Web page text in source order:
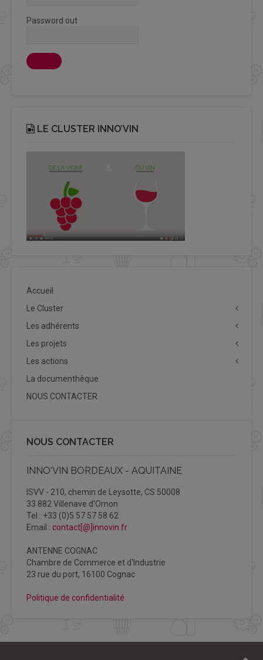
Password out
LE CLUSTER INNO’VIN
Accueil
Le Cluster
Les adhérents
Les projets
Les actions
La documenthèque
NOUS CONTACTER
NOUS CONTACTER
INNO'VIN BORDEAUX - AQUITAINE
ISVV - 210, chemin de Leysotte, CS 50008
33 882 Villenave d'Ornon
Tel : +33 (0)5 57 57 58 62
Email : contact[@]innovin.fr
ANTENNE COGNAC
Chambre de Commerce et d'Industrie
23 rue du port, 16100 Cognac
Politique de confidentialité